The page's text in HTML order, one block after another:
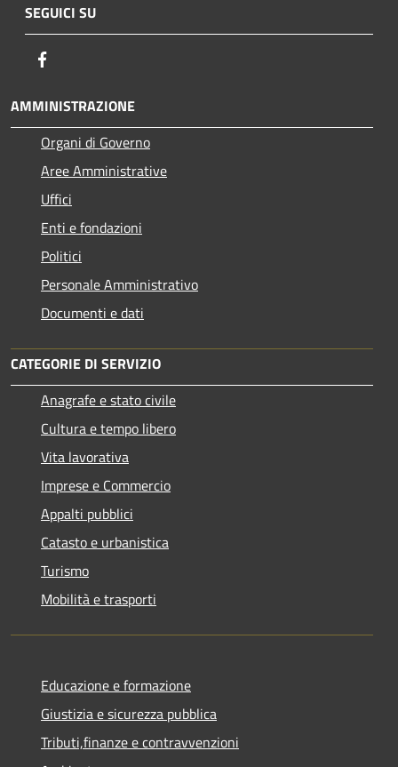
SEGUICI SU
AMMINISTRAZIONE
Organi di Governo
Aree Amministrative
Uffici
Enti e fondazioni
Politici
Personale Amministrativo
Documenti e dati
CATEGORIE DI SERVIZIO
Anagrafe e stato civile
Cultura e tempo libero
Vita lavorativa
Imprese e Commercio
Appalti pubblici
Catasto e urbanistica
Turismo
Mobilità e trasporti
Educazione e formazione
Giustizia e sicurezza pubblica
Tributi,finanze e contravvenzioni